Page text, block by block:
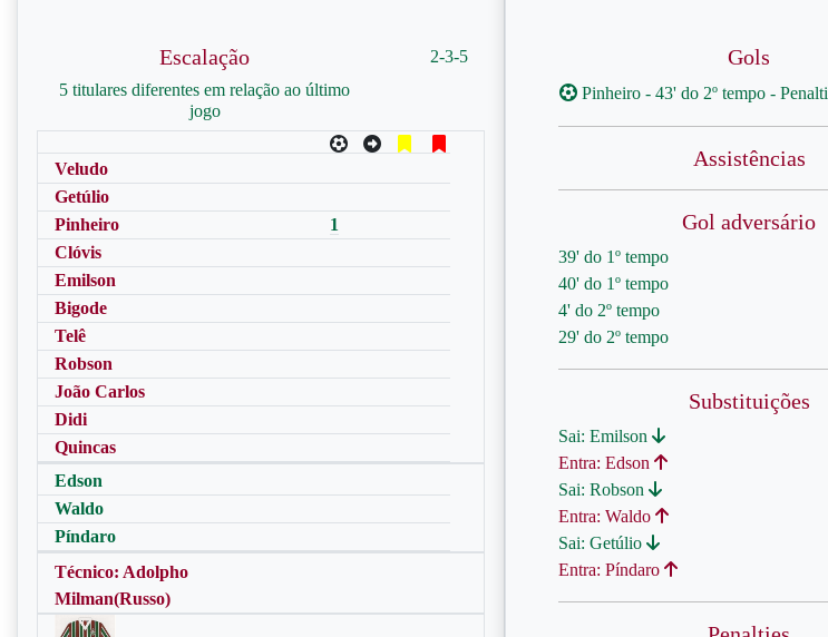
Escalação
5 titulares diferentes em relação ao último
jogo
2-3-5
Veludo
Getúlio
Pinheiro
1
Clóvis
Emilson
Bigode
Telê
Robson
João Carlos
Didi
Quincas
Edson
Waldo
Píndaro
Técnico: Adolpho
Milman(Russo)
Gols
Pinheiro - 43' do 2º tempo - Penalti
Assistências
Gol adversário
39' do 1º tempo
40' do 1º tempo
4' do 2º tempo
29' do 2º tempo
Substituições
Sai: Emilson
Entra: Edson
Sai: Robson
Entra: Waldo
Sai: Getúlio
Entra: Píndaro